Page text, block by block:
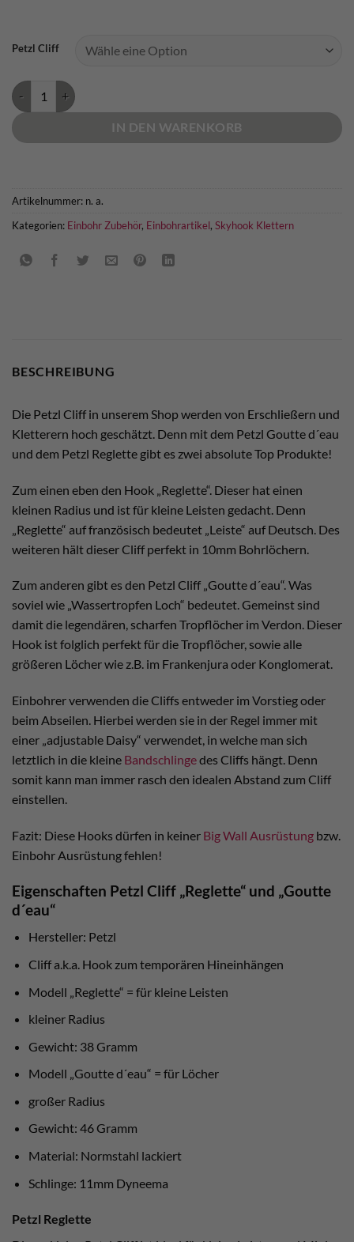
Petzl Cliff
Petzl Cliff Menge
IN DEN WARENKORB
Artikelnummer: n. a.
Kategorien: Einbohr Zubehör, Einbohrartikel, Skyhook Klettern
BESCHREIBUNG
Die Petzl Cliff in unserem Shop werden von Erschließern und
Kletterern hoch geschätzt. Denn mit dem Petzl Goutte d´eau
und dem Petzl Reglette gibt es zwei absolute Top Produkte!
Zum einen eben den Hook „Reglette“. Dieser hat einen
kleinen Radius und ist für kleine Leisten gedacht. Denn
„Reglette“ auf französisch bedeutet „Leiste“ auf Deutsch. Des
weiteren hält dieser Cliff perfekt in 10mm Bohrlöchern.
Zum anderen gibt es den Petzl Cliff „Goutte d´eau“. Was
soviel wie „Wassertropfen Loch“ bedeutet. Gemeinst sind
damit die legendären, scharfen Tropflöcher im Verdon. Dieser
Hook ist folglich perfekt für die Tropflöcher, sowie alle
größeren Löcher wie z.B. im Frankenjura oder Konglomerat.
Einbohrer verwenden die Cliffs entweder im Vorstieg oder
beim Abseilen. Hierbei werden sie in der Regel immer mit
einer „adjustable Daisy“ verwendet, in welche man sich
letztlich in die kleine Bandschlingedes Cliffs hängt. Denn
somit kann man immer rasch den idealen Abstand zum Cliff
einstellen.
Fazit: Diese Hooks dürfen in keiner Big Wall Ausrüstung bzw.
Einbohr Ausrüstung fehlen!
Eigenschaften Petzl Cliff „Reglette“ und „Goutte
d´eau“
Hersteller: Petzl
Cliff a.k.a. Hook zum temporären Hineinhängen
Modell „Reglette“ = für kleine Leisten
kleiner Radius
Gewicht: 38 Gramm
Modell „Goutte d´eau“ = für Löcher
großer Radius
Gewicht: 46 Gramm
Material: Normstahl lackiert
Schlinge: 11mm Dyneema
Petzl Reglette